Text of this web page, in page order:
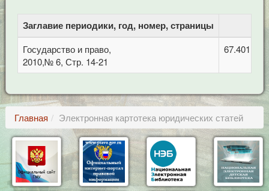
Заглавие периодики, год, номер, страницы
Государство и право,
2010,№ 6, Стр. 14-21
67.401
Главная Электронная картотека юридических статей